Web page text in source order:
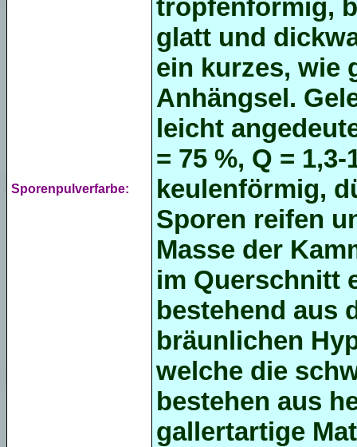
Sporenpulverfarbe:
tropfenförmig,
glatt und
ein kurzes, wie
Anhängsel.
leicht
= 75 %, Q =
keulenförmig,
Sporen reifen
Masse der
im Querschnitt
bestehend aus
bräunlichen
welche die
bestehen aus
gallertartige